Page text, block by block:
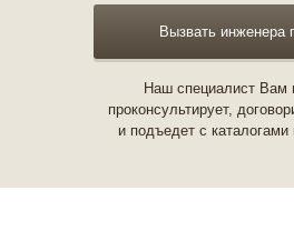
Вызвать инженера
Наш специалист Вам
проконсультирует,
и подъедет с каталогами